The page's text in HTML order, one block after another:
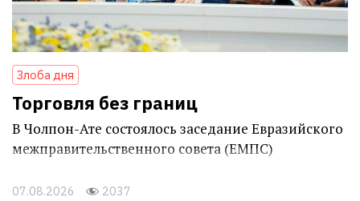
Злоба дня
Торговля без границ
В Чолпон-Ате состоялось заседание Евразийского
межправительственного совета (ЕМПС)
07.08.2026 2037